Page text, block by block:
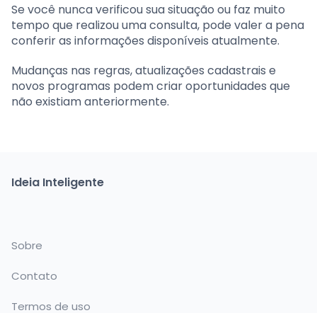
Se você nunca verificou sua situação ou faz muito
tempo que realizou uma consulta, pode valer a pena
conferir as informações disponíveis atualmente.
Mudanças nas regras, atualizações cadastrais e
novos programas podem criar oportunidades que
não existiam anteriormente.
Ideia Inteligente
Sobre
Contato
Termos de uso